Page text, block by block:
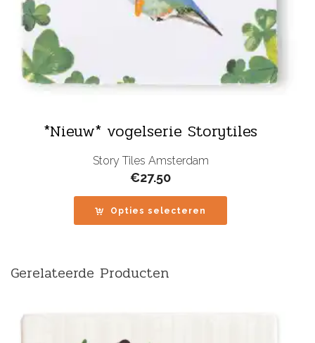
*Nieuw* vogelserie Storytiles
Story Tiles Amsterdam
€27.50
Opties selecteren
Gerelateerde Producten